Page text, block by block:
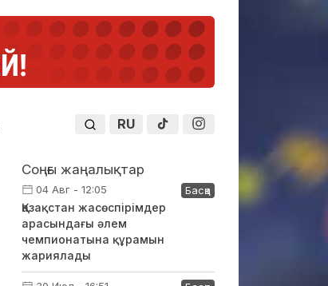
RU
Соңғы жаңалықтар
04 Авг - 12:05 Басқа
Қазақстан жасөспірімдер
арасындағы әлем
чемпионатына құрамын
жариялады